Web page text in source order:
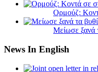
Ορμούζ:
Μείωσε ξανά
News In English